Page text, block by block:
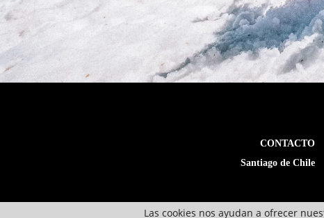
CONTACTO
Santiago de Chile
Las cookies nos ayudan a ofrecer